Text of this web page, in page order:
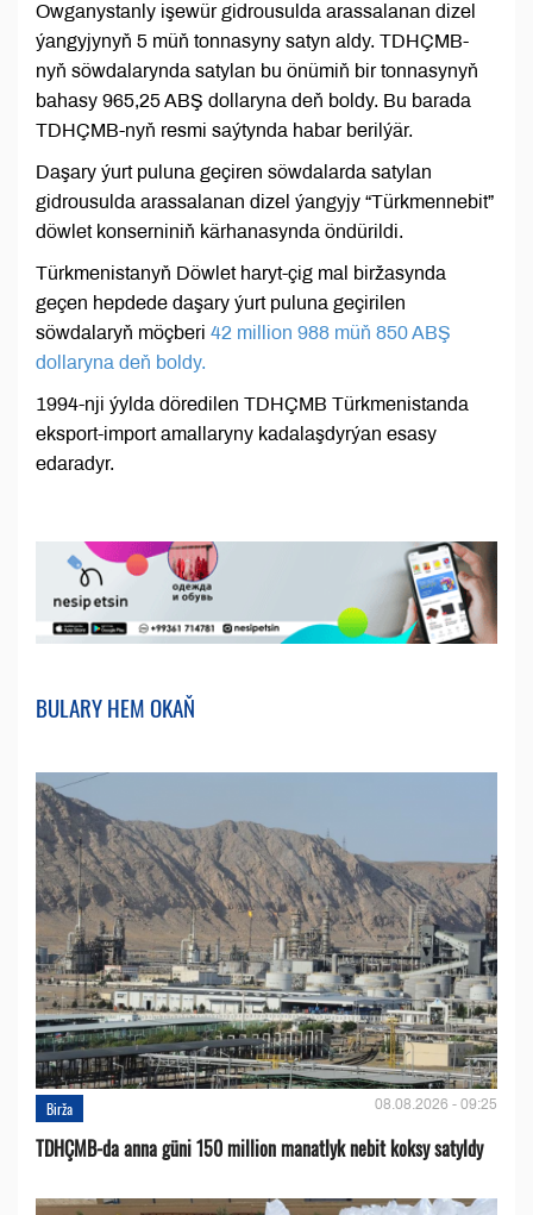
Owganystanly işewür gidrousulda arassalanan dizel
ýangyjynyň 5 müň tonnasyny satyn aldy. TDHÇMB-
nyň söwdalarynda satylan bu önümiň bir tonnasynyň
bahasy 965,25 ABŞ dollaryna deň boldy. Bu barada
TDHÇMB-nyň resmi saýtynda habar berilýär.
Daşary ýurt puluna geçiren söwdalarda satylan
gidrousulda arassalanan dizel ýangyjy “Türkmennebit”
döwlet konserniniň kärhanasynda öndürildi.
Türkmenistanyň Döwlet haryt-çig mal biržasynda
geçen hepdede daşary ýurt puluna geçirilen
söwdalaryň möçberi 42 million 988 müň 850 ABŞ
dollaryna deň boldy.
1994-nji ýylda döredilen TDHÇMB Türkmenistanda
eksport-import amallaryny kadalaşdyrýan esasy
edaradyr.
BULARY HEM OKAŇ
Birža 08.08.2026 - 09:25
TDHÇMB-da anna güni 150 million manatlyk nebit koksy satyldy